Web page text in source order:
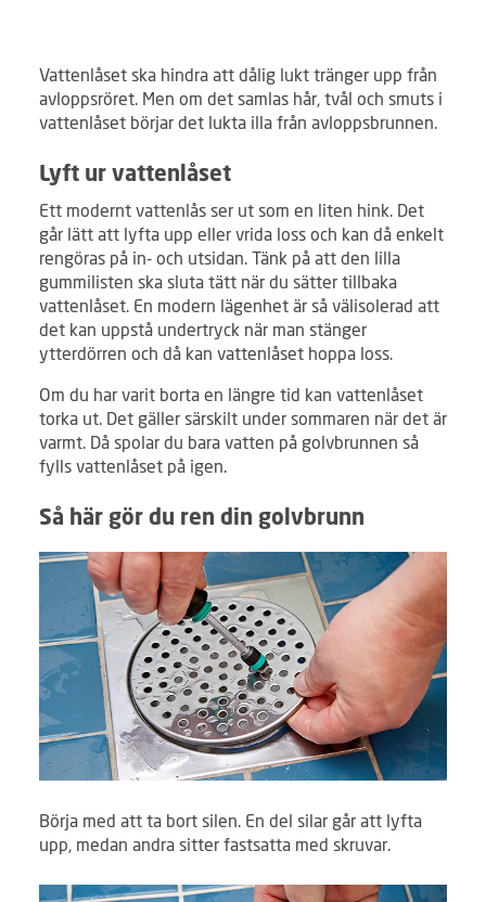
Vattenlåset ska hindra att dålig lukt tränger upp från
avloppsröret. Men om det samlas hår, tvål och smuts i
vattenlåset börjar det lukta illa från avloppsbrunnen.
Lyft ur vattenlåset
Ett modernt vattenlås ser ut som en liten hink. Det
går lätt att lyfta upp eller vrida loss och kan då enkelt
rengöras på in- och utsidan. Tänk på att den lilla
gummilisten ska sluta tätt när du sätter tillbaka
vattenlåset. En modern lägenhet är så välisolerad att
det kan uppstå undertryck när man stänger
ytterdörren och då kan vattenlåset hoppa loss.
Om du har varit borta en längre tid kan vattenlåset
torka ut. Det gäller särskilt under sommaren när det är
varmt. Då spolar du bara vatten på golvbrunnen så
fylls vattenlåset på igen.
Så här gör du ren din golvbrunn
Börja med att ta bort silen. En del silar går att lyfta
upp, medan andra sitter fastsatta med skruvar.